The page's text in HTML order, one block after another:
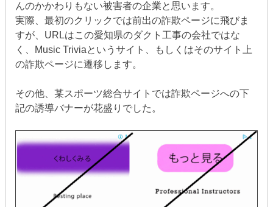
んのかかわりもない被害者の企業と思います。
実際、最初のクリックでは前出の詐欺ページに飛びま
すが、URLはこの愛知県のダクト工事の会社ではな
く、Music Triviaというサイト、もしくはそのサイト上
の詐欺ページに遷移します。
その他、某スポーツ総合サイトでは詐欺ページへの下
記の誘導バナーが花盛りでした。